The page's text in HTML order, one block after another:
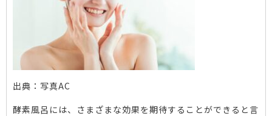
出典： 写真AC
酵素風呂には、さまざまな効果を期待することができると言